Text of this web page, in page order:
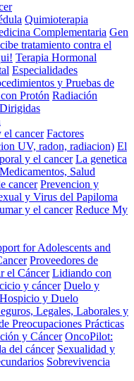
Quimioterapia
Complementaria Gen
tratamiento contra el
Terapia Hormonal
Especialidades
y Pruebas de
Protón Radiación
el cancer Factores
UV, radon, radiacion) El
y el cancer La genetica
Medicamentos, Salud
cancer Prevencion y
y Virus del Papiloma
y el cancer Reduce My
for Adolescents and
Proveedores de
el Cáncer Lidiando con
y cáncer Duelo y
y Duelo
Legales, Laborales y
Preocupaciones Prácticas
y Cáncer OncoPilot:
del cáncer Sexualidad y
Sobrevivencia